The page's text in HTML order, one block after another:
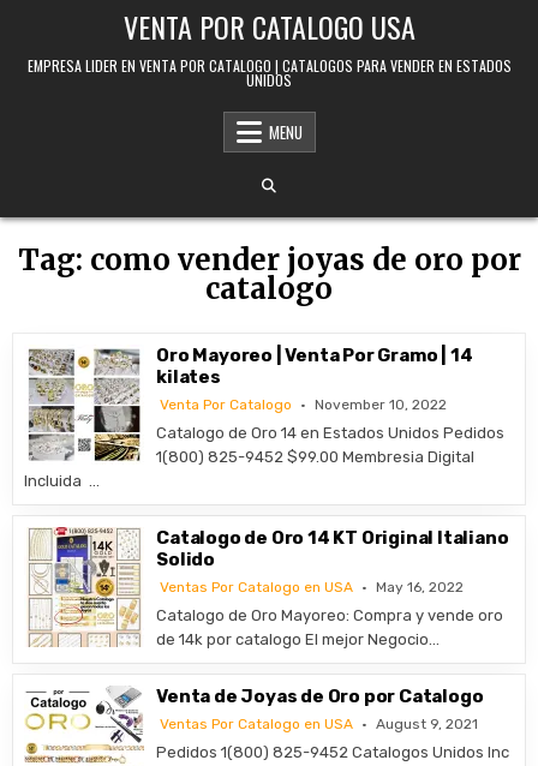
VENTA POR CATALOGO USA
EMPRESA LIDER EN VENTA POR CATALOGO | CATALOGOS PARA VENDER EN ESTADOS
UNIDOS
MENU
Tag: como vender joyas de oro por
catalogo
Oro Mayoreo | Venta Por Gramo | 14
kilates
Venta Por Catalogo November 10, 2022
Catalogo de Oro 14 en Estados Unidos Pedidos
1(800) 825-9452 $99.00 Membresia Digital
Incluida …
Catalogo de Oro 14 KT Original Italiano
Solido
Ventas Por Catalogo en USA May 16, 2022
​Catalogo de Oro Mayoreo: Compra y vende oro
de 14k por catalogo El mejor Negocio…
Venta de Joyas de Oro por Catalogo
Ventas Por Catalogo en USA August 9, 2021
Pedidos 1(800) 825-9452 Catalogos Unidos Inc